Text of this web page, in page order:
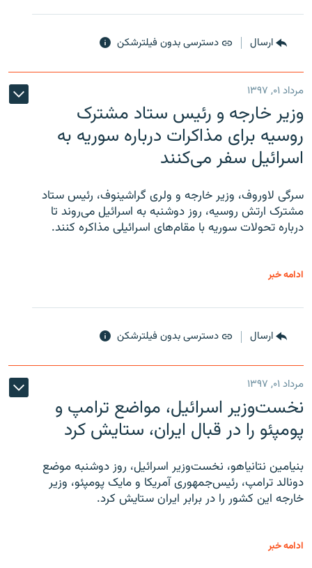
ارسال دسترسی بدون فیلترشکن
مرداد ۰۱, ۱۳۹۷
وزیر خارجه و رئیس‌ ستاد مشترک
روسیه برای مذاکرات درباره سوریه به
اسرائیل سفر می‌کنند
سرگی لاوروف، وزیر خارجه و ولری گراشینوف، رئیس ستاد
مشترک ارتش روسیه، روز دوشنبه به اسرائیل می‌روند تا
درباره تحولات سوریه با مقام‌های اسرائیلی مذاکره کنند.
ادامه خبر
ارسال دسترسی بدون فیلترشکن
مرداد ۰۱, ۱۳۹۷
نخست‌وزیر اسرائیل، مواضع ترامپ و
پومپئو را در قبال ایران، ستایش کرد
بنیامین نتانیاهو، نخست‌وزیر اسرائیل، روز دوشنبه موضع
دونالد ترامپ، رئیس‌جمهوری آمریکا و مایک پومپئو، وزیر
خارجه این کشور را در برابر ایران ستایش کرد.
ادامه خبر